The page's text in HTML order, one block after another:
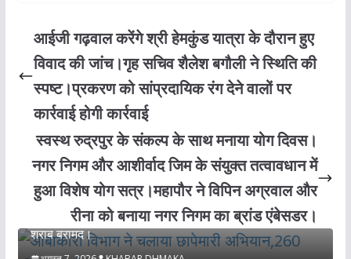
आईजी गढ़वाल करेंगे श्री हेमकुंड यात्रा के दौरान हुए
विवाद की जांच।गृह सचिव शैलेश बगौली ने स्थिति की
स्पष्ट।प्रकरण को सांप्रदायिक रंग देने वालों पर
कार्रवाई होगी कार्रवाई
स्वस्थ रुद्रपुर के संकल्प के साथ मनाया योग दिवस।
नगर निगम और आशीर्वाद जिम के संयुक्त तत्वावधान में
हुआ विशेष योग सत्र।महापौर ने विपिन अग्रवाल और
रीना को बनाया नगर निगम का ब्रांड एंबेसडर।
उधमसिंह नगर
आबाकारी विभाग ने चलाया छापेमारी अभियान,260 लीटर कच्ची
शराब बरामद।